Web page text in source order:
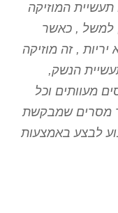
המוזיקה
למשל , כאשר
, זה מוזיקה
הנשק,
מעוותים וכל
מסרים שמבקשת
לבצע באמצעות